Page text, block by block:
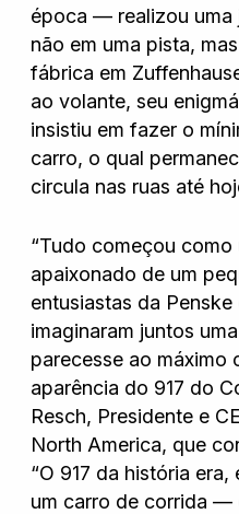
Mitsubishi
Nissan
RAM
Toyota
Troller
época — realizou uma
não em uma pista,
fábrica em
ao volante, seu
insistiu em fazer o
carro, o qual
circula nas ruas até
“Tudo começou como
apaixonado de um
entusiastas da
imaginaram juntos
parecesse ao máximo
aparência do 917 do
Resch, Presidente e
North America, que
“O 917 da história
um carro de corrida —